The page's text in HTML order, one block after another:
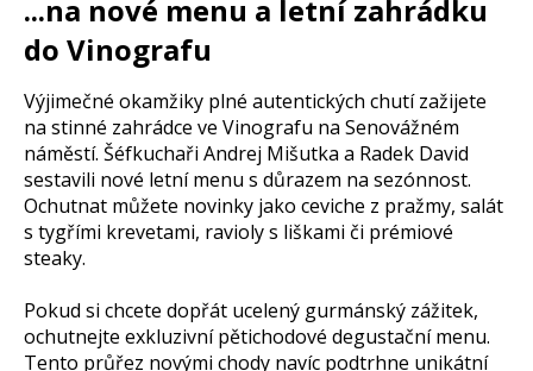
...na nové menu a letní zahrádku
do Vinografu
Výjimečné okamžiky plné autentických chutí zažijete
na stinné zahrádce ve Vinografu na Senovážném
náměstí. Šéfkuchaři Andrej Mišutka a Radek David
sestavili nové letní menu s důrazem na sezónnost.
Ochutnat můžete novinky jako ceviche z pražmy, salát
s tygřími krevetami, ravioly s liškami či prémiové
steaky.
Pokud si chcete dopřát ucelený gurmánský zážitek,
ochutnejte exkluzivní pětichodové degustační menu.
Tento průřez novými chody navíc podtrhne unikátní